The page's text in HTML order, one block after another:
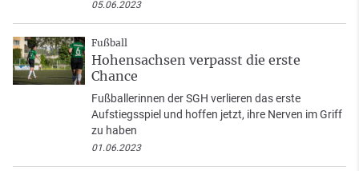
05.06.2023
Fußball
Hohensachsen verpasst die erste
Chance
Fußballerinnen der SGH verlieren das erste
Aufstiegsspiel und hoffen jetzt, ihre Nerven im Griff
zu haben
01.06.2023